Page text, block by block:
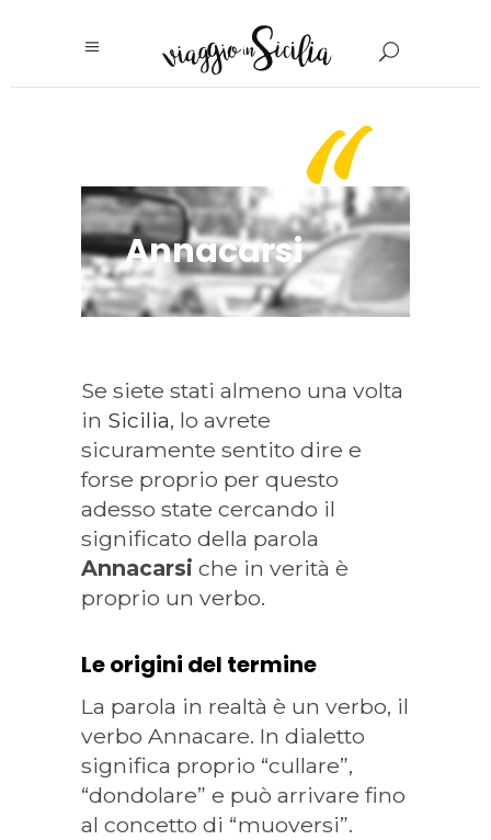
"
Annacarsi
Se siete stati almeno una volta
in Sicilia, lo avrete
sicuramente sentito dire e
forse proprio per questo
adesso state cercando il
significato della parola
Annacarsi che in verità è
proprio un verbo.
Le origini del termine
La parola in realtà è un verbo, il
verbo Annacare. In dialetto
significa proprio “cullare”,
“dondolare” e può arrivare fino
al concetto di “muoversi”.